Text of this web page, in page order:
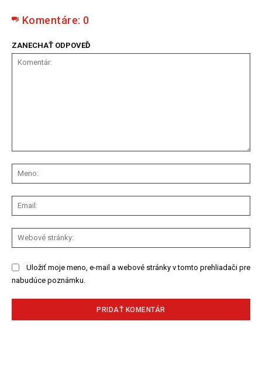
Komentáre: 0
ZANECHAŤ ODPOVEĎ
Uložiť moje meno, e-mail a webové stránky v tomto prehliadači pre
nabudúce poznámku.